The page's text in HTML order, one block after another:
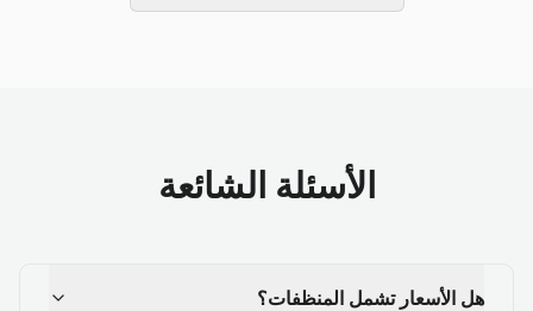
الأسئلة الشائعة
هل الأسعار تشمل المنظفات؟